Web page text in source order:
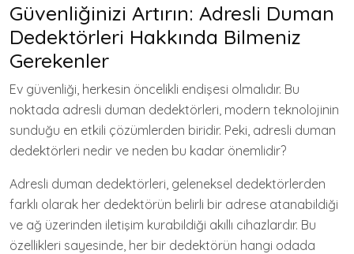
Güvenliğinizi Artırın: Adresli Duman
Dedektörleri Hakkında Bilmeniz
Gerekenler
Ev güvenliği, herkesin öncelikli endişesi olmalıdır. Bu
noktada adresli duman dedektörleri, modern teknolojinin
sunduğu en etkili çözümlerden biridir. Peki, adresli duman
dedektörleri nedir ve neden bu kadar önemlidir?
Adresli duman dedektörleri, geleneksel dedektörlerden
farklı olarak her dedektörün belirli bir adrese atanabildiği
ve ağ üzerinden iletişim kurabildiği akıllı cihazlardır. Bu
özellikleri sayesinde, her bir dedektörün hangi odada